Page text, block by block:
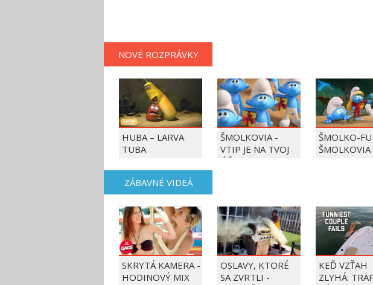
NOVÉ ROZPRÁVKY
HUBA – LARVA
TUBA
ŠMOLKOVIA -
VTIP JE NA TVOJ
ÚČET
ŠMOLKO-
ŠMOLKOVIA
ZÁBAVNÉ VIDEÁ
SKRYTÁ KAMERA -
HODINOVÝ MIX
OSLAVY, KTORÉ
SA ZVRTLI -
KEĎ VZŤAH
ZLYHÁ: